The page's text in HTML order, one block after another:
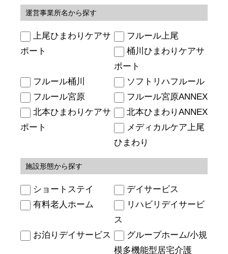
運営事業所名から探す
上尾ひまわりケアサ
ポート
フルール上尾
桶川ひまわりケアサ
ポート
フルール桶川
ソフトリハフルール
フルール宮原
フルール宮原ANNEX
北本ひまわりケアサ
ポート
北本ひまわりANNEX
メディカルケア上尾
ひまわり
施設形態から探す
ショートステイ
デイサービス
有料老人ホーム
リハビリデイサービ
ス
お泊りデイサービス
グループホーム/小規
模多機能型居宅介護